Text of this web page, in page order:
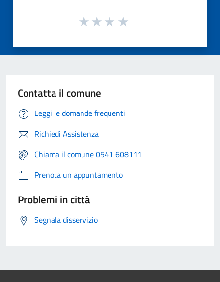
Contatta il comune
Leggi le domande frequenti
Richiedi Assistenza
Chiama il comune 0541 608111
Prenota un appuntamento
Problemi in città
Segnala disservizio